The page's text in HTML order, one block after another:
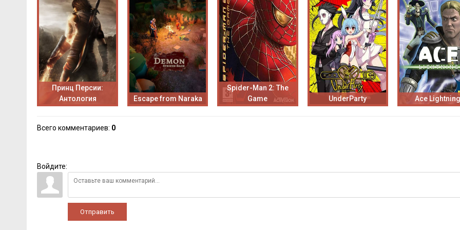
Принц Персии:
Антология
Escape from Naraka
Spider-Man 2: The
Game
UnderParty Ace
Всего комментариев: 0
Войдите:
Отправить